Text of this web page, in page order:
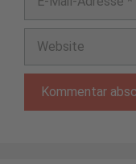
Mail-
Adresse